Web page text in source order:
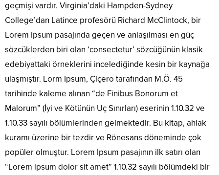
geçmişi vardır. Virginia’daki Hampden-Sydney
College’dan Latince profesörü Richard McClintock, bir
Lorem Ipsum pasajında geçen ve anlaşılması en güç
sözcüklerden biri olan ‘consectetur’ sözcüğünün klasik
edebiyattaki örneklerini incelediğinde kesin bir kaynağa
ulaşmıştır. Lorm Ipsum, Çiçero tarafından M.Ö. 45
tarihinde kaleme alınan “de Finibus Bonorum et
Malorum” (İyi ve Kötünün Uç Sınırları) eserinin 1.10.32 ve
1.10.33 sayılı bölümlerinden gelmektedir. Bu kitap, ahlak
kuramı üzerine bir tezdir ve Rönesans döneminde çok
popüler olmuştur. Lorem Ipsum pasajının ilk satırı olan
“Lorem ipsum dolor sit amet” 1.10.32 sayılı bölümdeki bir